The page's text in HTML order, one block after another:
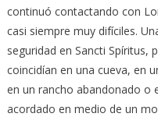
continuó contactando con
casi siempre muy difíciles.
seguridad en Sancti Spíritus,
coincidían en una cueva, en
en un rancho abandonado o
acordado en medio de un